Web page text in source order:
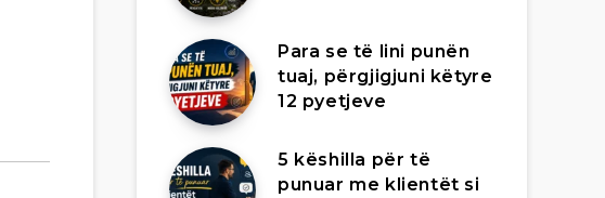
Para se të lini punën
tuaj, përgjigjuni këtyre
12 pyetjeve
5 këshilla për të
punuar me klientët si